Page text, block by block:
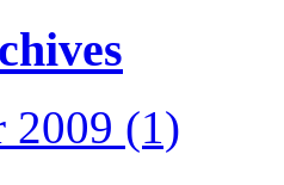
2009 (1)